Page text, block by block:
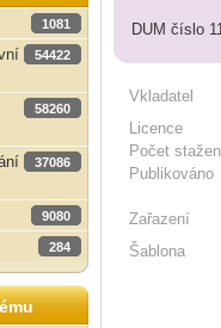
1081
54422
58260
37086
9080
284
DUM číslo
Vkladatel
Licence
Počet
Publikováno
Zařazení
Šablona